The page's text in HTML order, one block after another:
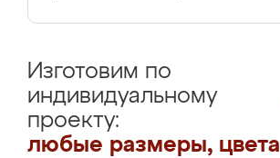
Изготовим по
индивидуальному
проекту:
любые размеры, цвета